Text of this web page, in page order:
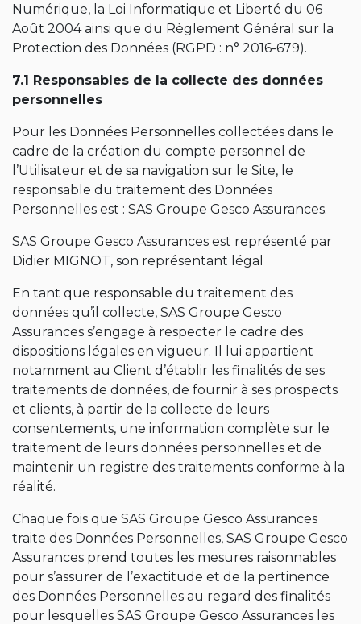
Numérique, la Loi Informatique et Liberté du 06
Août 2004 ainsi que du Règlement Général sur la
Protection des Données (RGPD : n° 2016-679).
7.1 Responsables de la collecte des données
personnelles
Pour les Données Personnelles collectées dans le
cadre de la création du compte personnel de
l’Utilisateur et de sa navigation sur le Site, le
responsable du traitement des Données
Personnelles est : SAS Groupe Gesco Assurances.
SAS Groupe Gesco Assurances est représenté par
Didier MIGNOT, son représentant légal
En tant que responsable du traitement des
données qu’il collecte, SAS Groupe Gesco
Assurances s’engage à respecter le cadre des
dispositions légales en vigueur. Il lui appartient
notamment au Client d’établir les finalités de ses
traitements de données, de fournir à ses prospects
et clients, à partir de la collecte de leurs
consentements, une information complète sur le
traitement de leurs données personnelles et de
maintenir un registre des traitements conforme à la
réalité.
Chaque fois que SAS Groupe Gesco Assurances
traite des Données Personnelles, SAS Groupe Gesco
Assurances prend toutes les mesures raisonnables
pour s’assurer de l’exactitude et de la pertinence
des Données Personnelles au regard des finalités
pour lesquelles SAS Groupe Gesco Assurances les